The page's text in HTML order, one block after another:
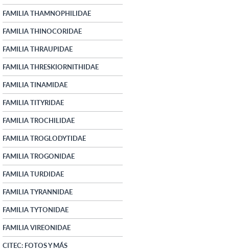
FAMILIA THAMNOPHILIDAE
FAMILIA THINOCORIDAE
FAMILIA THRAUPIDAE
FAMILIA THRESKIORNITHIDAE
FAMILIA TINAMIDAE
FAMILIA TITYRIDAE
FAMILIA TROCHILIDAE
FAMILIA TROGLODYTIDAE
FAMILIA TROGONIDAE
FAMILIA TURDIDAE
FAMILIA TYRANNIDAE
FAMILIA TYTONIDAE
FAMILIA VIREONIDAE
CITEC: FOTOS Y MÁS